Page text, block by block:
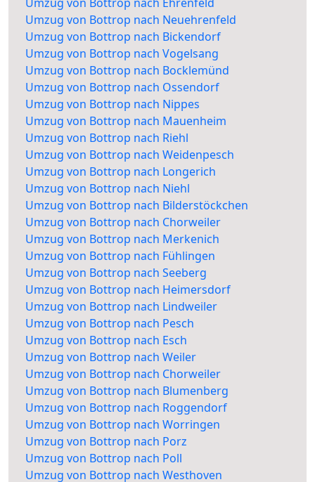
Umzug von Bottrop nach Neuehrenfeld
Umzug von Bottrop nach Bickendorf
Umzug von Bottrop nach Vogelsang
Umzug von Bottrop nach Bocklemünd
Umzug von Bottrop nach Ossendorf
Umzug von Bottrop nach Nippes
Umzug von Bottrop nach Mauenheim
Umzug von Bottrop nach Riehl
Umzug von Bottrop nach Weidenpesch
Umzug von Bottrop nach Longerich
Umzug von Bottrop nach Niehl
Umzug von Bottrop nach Bilderstöckchen
Umzug von Bottrop nach Chorweiler
Umzug von Bottrop nach Merkenich
Umzug von Bottrop nach Fühlingen
Umzug von Bottrop nach Seeberg
Umzug von Bottrop nach Heimersdorf
Umzug von Bottrop nach Lindweiler
Umzug von Bottrop nach Pesch
Umzug von Bottrop nach Esch
Umzug von Bottrop nach Weiler
Umzug von Bottrop nach Chorweiler
Umzug von Bottrop nach Blumenberg
Umzug von Bottrop nach Roggendorf
Umzug von Bottrop nach Worringen
Umzug von Bottrop nach Porz
Umzug von Bottrop nach Poll
Umzug von Bottrop nach Westhoven